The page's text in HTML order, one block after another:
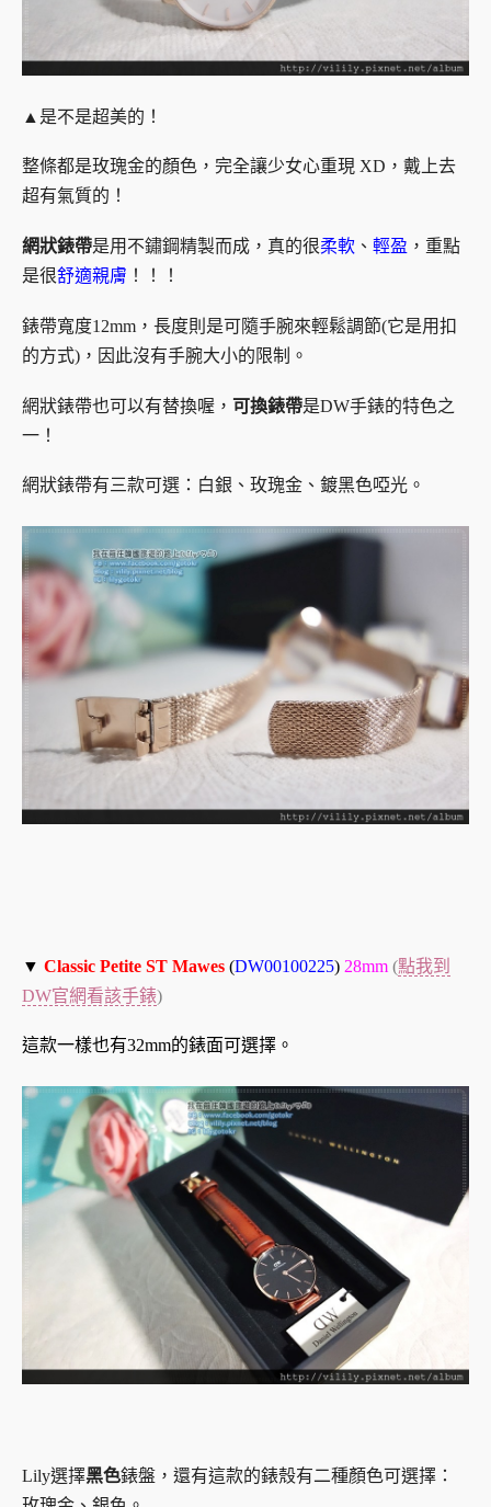
▲是不是超美的！
整條都是玫瑰金的顏色，完全讓少女心重現 XD，戴上去
超有氣質的！
網狀錶帶是用不鏽鋼精製而成，真的很柔軟 、 輕盈 ，重點
是很舒適親膚 ！！！
錶帶寬度12mm，長度則是可隨手腕來輕鬆調節(它是用扣
的方式)，因此沒有手腕大小的限制。
網狀錶帶也可以有替換喔， 可換錶帶是DW手錶的特色之
一！
網狀錶帶有三款可選：白銀、玫瑰金、鍍黑色啞光。
▼ Classic Petite ST Mawes (DW00100225) 28mm (點我到
DW官網看該手錶)
這款一樣也有32mm的錶面可選擇。
Lily選擇黑色錶盤，還有這款的錶殼有二種顏色可選擇：